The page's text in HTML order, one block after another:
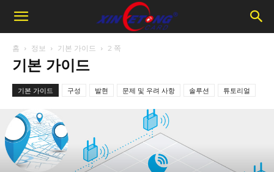
홈 정보 기본 가이드 2 쪽
기본 가이드
기본 가이드 구성 발현 문제 및 우려 사항 솔루션 튜토리얼